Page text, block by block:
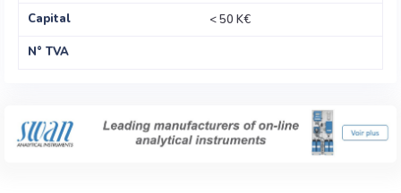
Capital
< 50 K€
N° TVA